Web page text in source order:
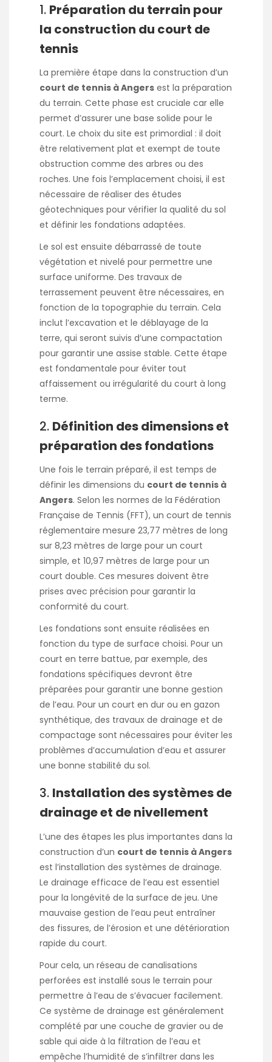
1. Préparation du terrain pour
la construction du court de
tennis
La première étape dans la construction d’un
court de tennis à Angers est la préparation
du terrain. Cette phase est cruciale car elle
permet d’assurer une base solide pour le
court. Le choix du site est primordial : il doit
être relativement plat et exempt de toute
obstruction comme des arbres ou des
roches. Une fois l’emplacement choisi, il est
nécessaire de réaliser des études
géotechniques pour vérifier la qualité du sol
et définir les fondations adaptées.
Le sol est ensuite débarrassé de toute
végétation et nivelé pour permettre une
surface uniforme. Des travaux de
terrassement peuvent être nécessaires, en
fonction de la topographie du terrain. Cela
inclut l’excavation et le déblayage de la
terre, qui seront suivis d’une compactation
pour garantir une assise stable. Cette étape
est fondamentale pour éviter tout
affaissement ou irrégularité du court à long
terme.
2. Définition des dimensions et
préparation des fondations
Une fois le terrain préparé, il est temps de
définir les dimensions du court de tennis à
Angers. Selon les normes de la Fédération
Française de Tennis (FFT), un court de tennis
réglementaire mesure 23,77 mètres de long
sur 8,23 mètres de large pour un court
simple, et 10,97 mètres de large pour un
court double. Ces mesures doivent être
prises avec précision pour garantir la
conformité du court.
Les fondations sont ensuite réalisées en
fonction du type de surface choisi. Pour un
court en terre battue, par exemple, des
fondations spécifiques devront être
préparées pour garantir une bonne gestion
de l’eau. Pour un court en dur ou en gazon
synthétique, des travaux de drainage et de
compactage sont nécessaires pour éviter les
problèmes d’accumulation d’eau et assurer
une bonne stabilité du sol.
3. Installation des systèmes de
drainage et de nivellement
L’une des étapes les plus importantes dans la
construction d’un court de tennis à Angers
est l’installation des systèmes de drainage.
Le drainage efficace de l’eau est essentiel
pour la longévité de la surface de jeu. Une
mauvaise gestion de l’eau peut entraîner
des fissures, de l’érosion et une détérioration
rapide du court.
Pour cela, un réseau de canalisations
perforées est installé sous le terrain pour
permettre à l’eau de s’évacuer facilement.
Ce système de drainage est généralement
complété par une couche de gravier ou de
sable qui aide à la filtration de l’eau et
empêche l’humidité de s’infiltrer dans les